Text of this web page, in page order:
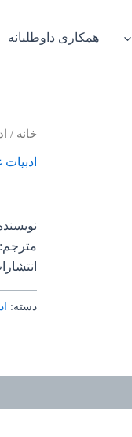
همکاری داوطلبانه
خانه /
دسته: